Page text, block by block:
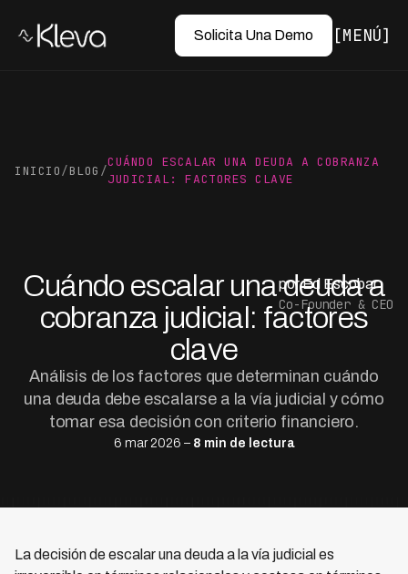
Solicita Una Demo MENÚ
INICIO/BLOG /
CUÁNDO ESCALAR UNA DEUDA A COBRANZA
JUDICIAL: FACTORES CLAVE
Cuándo escalar una deuda a
cobranza judicial: factores
clave
Análisis de los factores que determinan cuándo
una deuda debe escalarse a la vía judicial y cómo
tomar esa decisión con criterio financiero.
6 mar 2026 – 8 min de lectura
por Ed Escobar
Co-Founder & CEO
La decisión de escalar una deuda a la vía judicial es